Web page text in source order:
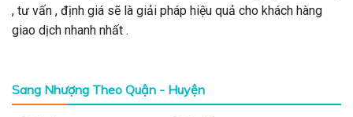
, tư vấn , định giá sẽ là giải pháp hiệu quả cho khách hàng
giao dịch nhanh nhất .
Sang Nhượng Theo Quận - Huyện